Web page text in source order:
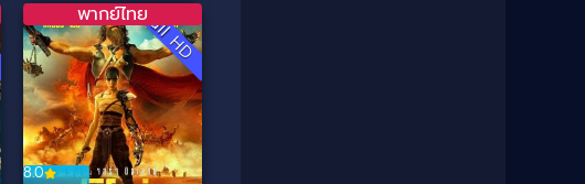
Full HD
8.0
พากย์ไทย